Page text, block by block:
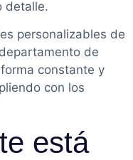
detalle.
personalizables de
de
constante y
con los
está